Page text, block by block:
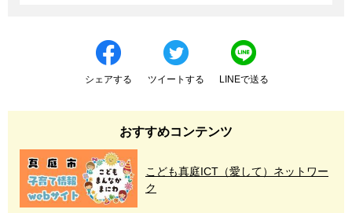
シェアする ツイートする LINEで送る
おすすめコンテンツ
こども真庭ICT（愛して）ネットワー
ク